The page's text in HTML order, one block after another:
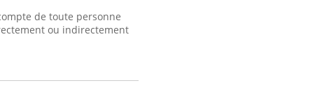
de toute personne
ou indirectement